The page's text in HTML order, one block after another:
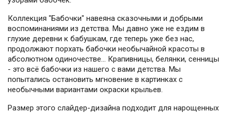
Коллекция "Бабочки" навеяна сказочными и добрыми
воспоминаниями из детства. Мы давно уже не ездим в
глухие деревни к бабушкам, где теперь уже без нас,
продолжают порхать бабочки необычайной красоты в
абсолютном одиночестве... Крапивницы, белянки, сенницы
- это всё бабочки из нашего с вами детства. Мы
попытались остановить мгновение в картинках с
необычными вариантами окраски крыльев.
Размер этого слайдер-дизайна подходит для нарощенных